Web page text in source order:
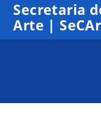
Secretaria
Arte |
1:00